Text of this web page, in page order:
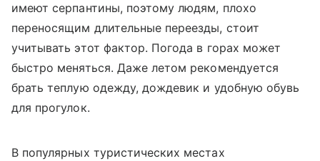
имеют серпантины, поэтому людям, плохо
переносящим длительные переезды, стоит
учитывать этот фактор. Погода в горах может
быстро меняться. Даже летом рекомендуется
брать теплую одежду, дождевик и удобную обувь
для прогулок.
В популярных туристических местах